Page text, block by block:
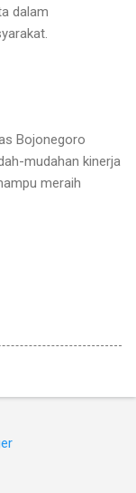
dalam
Bojonegoro
mudahan kinerja
meraih